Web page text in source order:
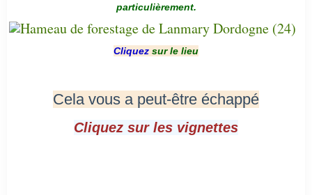
particulièrement.
Cliquez sur le lieu
Cela vous a peut-être échappé
Cliquez sur les vignettes